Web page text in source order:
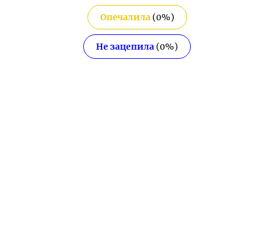
Опечалила(0%)
Не зацепила (0%)